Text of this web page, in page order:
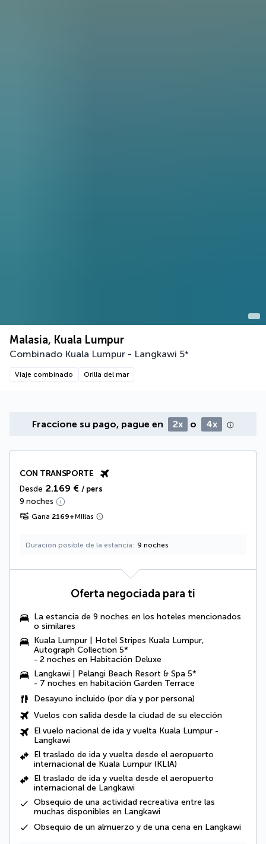
Malasia, Kuala Lumpur
Combinado Kuala Lumpur - Langkawi 5*
Viaje combinado Orilla del mar
Fraccione su pago, pague en 2x o 4x
CON TRANSPORTE
Desde 2.169 € / pers
9 noches
Gana 2169+Millas
Duración posible de la estancia 9 noches
Oferta negociada para ti
La estancia de 9 noches en los hoteles mencionados
o similares
Kuala Lumpur | Hotel Stripes Kuala Lumpur,
Autograph Collection 5*
- 2 noches en Habitación Deluxe
Langkawi | Pelangi Beach Resort & Spa 5*
- 7 noches en habitación Garden Terrace
Desayuno incluido (por día y por persona)
Vuelos con salida desde la ciudad de su elección
El vuelo nacional de ida y vuelta Kuala Lumpur -
Langkawi
El traslado de ida y vuelta desde el aeropuerto
internacional de Kuala Lumpur (KLIA)
El traslado de ida y vuelta desde el aeropuerto
internacional de Langkawi
Obsequio de una actividad recreativa entre las
muchas disponibles en Langkawi
Obsequio de un almuerzo y de una cena en Langkawi